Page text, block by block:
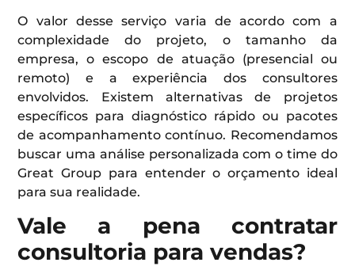
O valor desse serviço varia de acordo com a
complexidade do projeto, o tamanho da
empresa, o escopo de atuação (presencial ou
remoto) e a experiência dos consultores
envolvidos. Existem alternativas de projetos
específicos para diagnóstico rápido ou pacotes
de acompanhamento contínuo. Recomendamos
buscar uma análise personalizada com o time do
Great Group para entender o orçamento ideal
para sua realidade.
Vale a pena contratar
consultoria para vendas?